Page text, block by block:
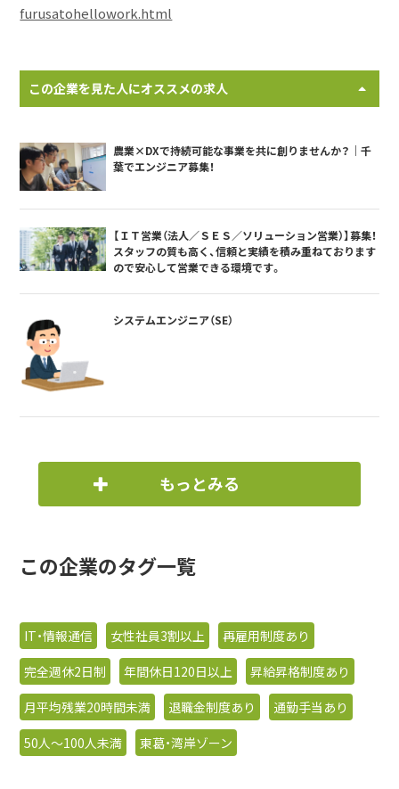
furusatohellowork.html
この企業を見た人にオススメの求人
農業×DXで持続可能な事業を共に創りませんか？｜千
葉でエンジニア募集！
【ＩＴ営業（法人／ＳＥＳ／ソリューション営業）】募集！
スタッフの質も高く、信頼と実績を積み重ねております
ので安心して営業できる環境です。
システムエンジニア（SE）
もっとみる
この企業のタグ一覧
IT・情報通信 女性社員3割以上
再雇用制度あり
完全週休2日制
年間休日120日以上
昇給昇格制度あり
月平均残業20時間未満
退職金制度あり
通勤手当あり
50人〜100人未満
東葛・湾岸ゾーン